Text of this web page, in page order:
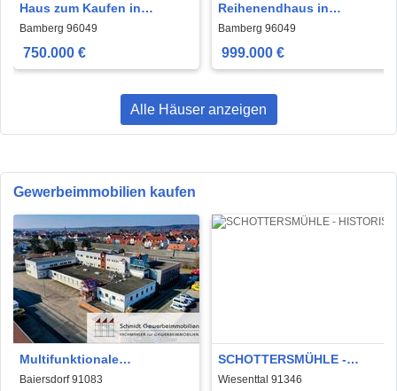
Haus zum Kaufen in
Bamberg 750.000 € 450 m²
Bamberg 96049
750.000 €
Reihenendhaus in
Bamberg-Berg
Bamberg 96049
999.000 €
Alle Häuser anzeigen
Gewerbeimmobilien kaufen
Multifunktionale
Gewerbeimmobilie zum
Baiersdorf 91083
SCHOTTERSMÜHLE -
HISTORISCHES ANWESEN
Wiesenttal 91346